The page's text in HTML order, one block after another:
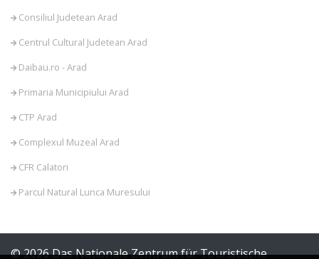
Consiliul Judetean Arad
Centrul Cultural Judetean Arad
Daibau.ro - Arad
Primaria Municipiului Arad
CTP Arad
Complexul Muzeal Arad
CFR Calatori
Parcul Natural Lunca Muresului
© 2026 Das Nationale Zentrum für Touristische